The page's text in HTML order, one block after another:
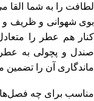
لطافت را به شما القا
بوی شهوانی و ظریف و
کنار هم عطر را
صندل و پچولی به
ماندگاری آن را تضمین
مناسب برای چه